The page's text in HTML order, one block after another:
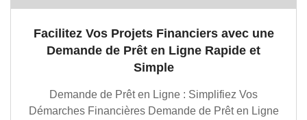
Facilitez Vos Projets Financiers avec une
Demande de Prêt en Ligne Rapide et
Simple
Demande de Prêt en Ligne : Simplifiez Vos
Démarches Financières Demande de Prêt en Ligne